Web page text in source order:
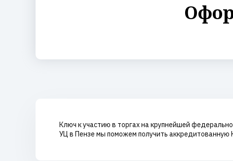
Ключ к участию в торгах на крупнейшей
УЦ в Пензе мы поможем получить